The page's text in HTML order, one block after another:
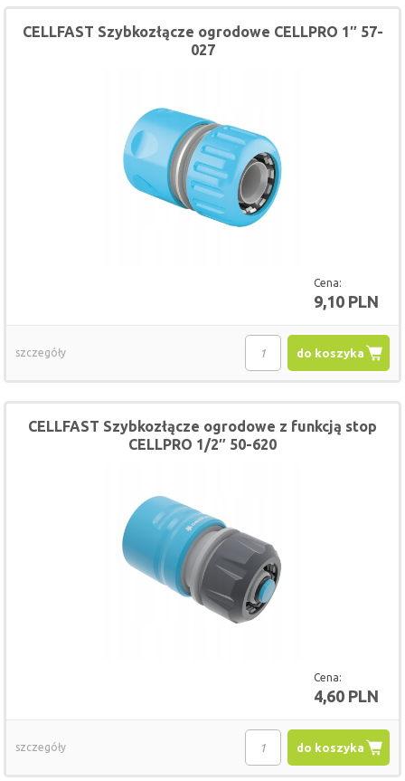
Cena:
9,10 PLN
CELLFAST Szybkozłącze ogrodowe CELLPRO 1″ 57-
027
do koszyka
szczegóły
Cena:
4,60 PLN
CELLFAST Szybkozłącze ogrodowe z funkcją stop
CELLPRO 1/2″ 50-620
do koszyka
szczegóły